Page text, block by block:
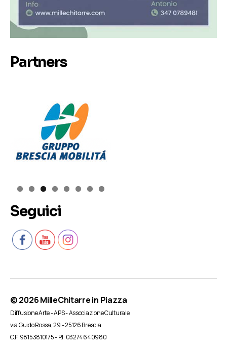
Partners
Seguici
© 2026MilleChitarre in Piazza
Diffusione Arte - APS - Associazione Culturale
via Guido Rossa, 29 - 25126 Brescia
C.F. 98153810175 - P.I. 03274640980